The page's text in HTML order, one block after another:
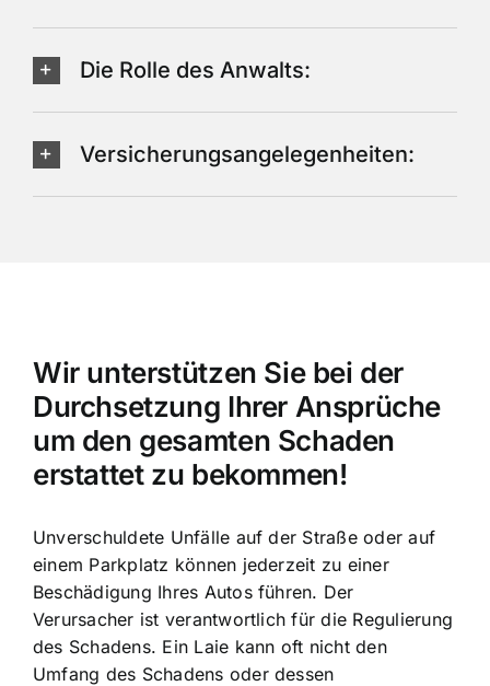
Die Rolle des Anwalts:
Versicherungsangelegenheiten:
Wir unterstützen Sie bei der
Durchsetzung Ihrer Ansprüche
um den gesamten Schaden
erstattet zu bekommen!
Unverschuldete Unfälle auf der Straße oder auf
einem Parkplatz können jederzeit zu einer
Beschädigung Ihres Autos führen. Der
Verursacher ist verantwortlich für die Regulierung
des Schadens. Ein Laie kann oft nicht den
Umfang des Schadens oder dessen